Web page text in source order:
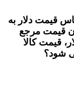
قیمت دلار به
قیمت مرجع
قیمت کالا